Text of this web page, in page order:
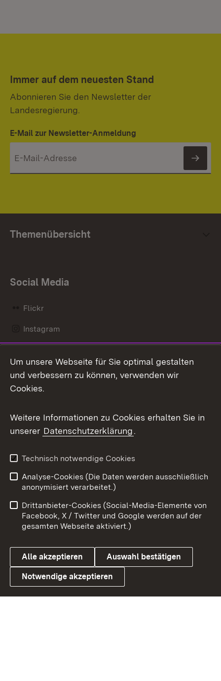
Immer auf dem neuesten Stand
Abonnieren Sie den Newsletter der
Landesregierung.
E-Mail zur Newsletter-Anmeldung
Themenübersicht
Social Media
Flickr
Instagram
Mastodon
Messenger
Social Wall
X / Twitter
Youtube
Link zum Landesportal
Benutzungshinweise
Barrierefreiheit
Datenschutz
Cookies
Um unsere Webseite für Sie optimal gestalten
und verbessern zu können, verwenden wir
Cookies.
Weitere Informationen zu Cookies erhalten Sie in
unserer Datenschutzerklärung.
Technisch notwendige Cookies
Analyse-Cookies (Die Daten werden ausschließlich
anonymisiert verarbeitet.)
Drittanbieter-Cookies (Social-Media-Elemente von
Facebook, X / Twitter und Google werden auf der
gesamten Webseite aktiviert.)
Alle akzeptieren Auswahl bestätigen
Notwendige akzeptieren